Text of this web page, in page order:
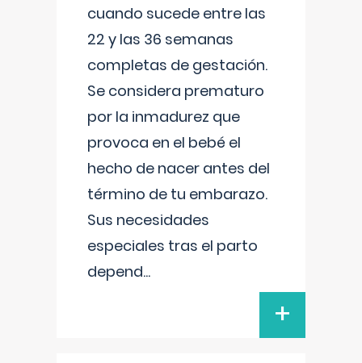
cuando sucede entre las
22 y las 36 semanas
completas de gestación.
Se considera prematuro
por la inmadurez que
provoca en el bebé el
hecho de nacer antes del
término de tu embarazo.
Sus necesidades
especiales tras el parto
depend...
+